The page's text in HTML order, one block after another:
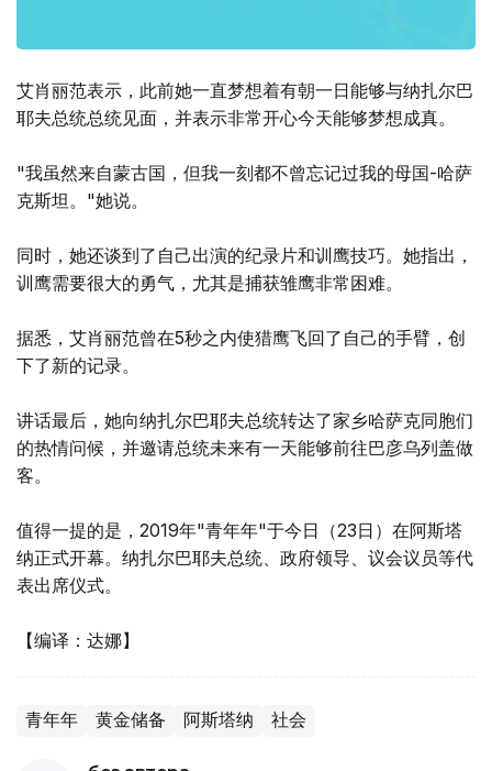
艾肖丽范表示，此前她一直梦想着有朝一日能够与纳扎尔巴
耶夫总统总统见面，并表示非常开心今天能够梦想成真。
"我虽然来自蒙古国，但我一刻都不曾忘记过我的母国-哈萨
克斯坦。"她说。
同时，她还谈到了自己出演的纪录片和训鹰技巧。她指出，
训鹰需要很大的勇气，尤其是捕获雏鹰非常困难。
据悉，艾肖丽范曾在5秒之内使猎鹰飞回了自己的手臂，创
下了新的记录。
讲话最后，她向纳扎尔巴耶夫总统转达了家乡哈萨克同胞们
的热情问候，并邀请总统未来有一天能够前往巴彦乌列盖做
客。
值得一提的是，2019年"青年年"于今日（23日）在阿斯塔
纳正式开幕。纳扎尔巴耶夫总统、政府领导、议会议员等代
表出席仪式。
【编译：达娜】
青年年 黄金储备 阿斯塔纳 社会